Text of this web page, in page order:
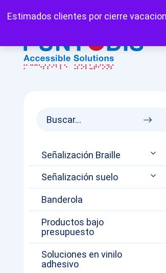
Estimados clientes por cierre
Mi cuenta Carrito Favoritos
Señalización Braille
Señalización suelo
Banderola
Productos bajo
presupuesto
Soluciones en vinilo
adhesivo